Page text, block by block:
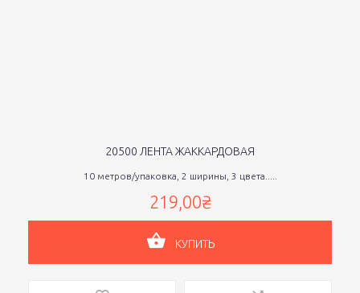
20500 ЛЕНТА ЖАККАРДОВАЯ
10 метров/упаковка, 2 ширины, 3 цвета.....
219,00₴
КУПИТЬ